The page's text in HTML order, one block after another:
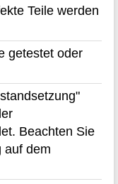
Teile werden
getestet oder
Beachten Sie
auf dem